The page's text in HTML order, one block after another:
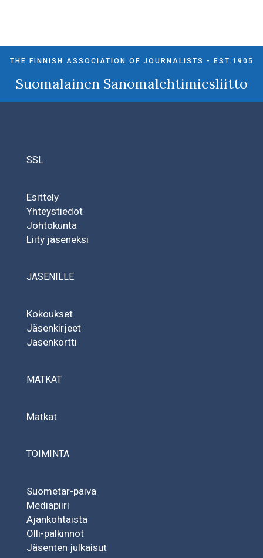
THE FINNISH ASSOCIATION OF JOURNALISTS - EST.1905
Suomalainen Sanomalehtimiesliitto
SSL
Esittely
Yhteystiedot
Johtokunta
Liity jäseneksi
JÄSENILLE
Kokoukset
Jäsenkirjeet
Jäsenkortti
MATKAT
Matkat
TOIMINTA
Suometar-päivä
Mediapiiri
Ajankohtaista
Olli-palkinnot
Jäsenten julkaisut